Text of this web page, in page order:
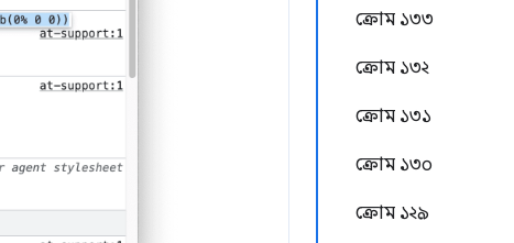
ক্রোম ১৩৩
ক্রোম ১৩২
ক্রোম ১৩১
ক্রোম ১৩০
ক্রোম ১২৯